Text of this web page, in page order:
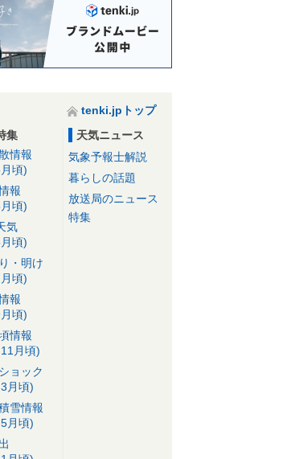
tenki.jpトップ
集
情報
頃)
報
頃)
気
頃)
・明け
頃)
報
頃)
情報
月頃)
ョック
月頃)
雪情報
月頃)
天気ニュース
気象予報士解説
暮らしの話題
放送局のニュース
特集